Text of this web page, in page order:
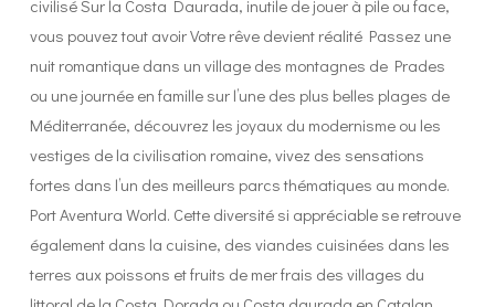
civilisé Sur la Costa Daurada, inutile de jouer à pile ou face,
vous pouvez tout avoir Votre rêve devient réalité Passez une
nuit romantique dans un village des montagnes de Prades
ou une journée en famille sur l’une des plus belles plages de
Méditerranée, découvrez les joyaux du modernisme ou les
vestiges de la civilisation romaine, vivez des sensations
fortes dans l’un des meilleurs parcs thématiques au monde.
Port Aventura World. Cette diversité si appréciable se retrouve
également dans la cuisine, des viandes cuisinées dans les
terres aux poissons et fruits de mer frais des villages du